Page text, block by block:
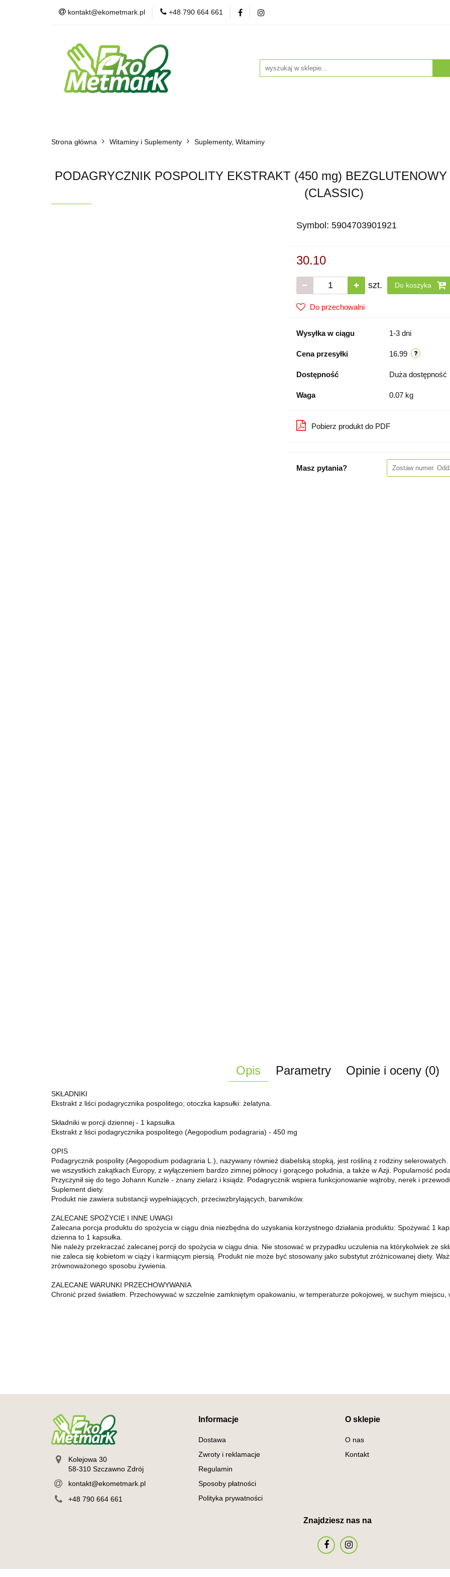
kontakt@ekometmark.pl +48 790 664 661
Dla Zwierząt BLOG POLECAMY BESTSELLERY
Żywność Ekologiczna Herbaty i Kawy
Witaminy i Suplementy
POLECAMY
Strona główna Witaminy i Suplementy Suplementy, Witaminy
PODAGRYCZNIK POSPOLITY EKSTRAKT (450 mg)
(CLASSIC)
Symbol: 5904703901921
30.10
szt. Do koszyka
Do przechowalni
Wysyłka w ciągu 1-3 dni
Cena przesyłki 16.99
Dostępność Duża dostępność
Waga 0.07 kg
Pobierz produkt do PDF
Masz pytania?
Opis Parametry Opinie i oceny (0)
SKŁADNIKI
Ekstrakt z liści podagrycznika pospolitego; otoczka kapsułki: żelatyna.
Składniki w porcji dziennej - 1 kapsułka
Ekstrakt z liści podagrycznika pospolitego (Aegopodium podagraria) - 450 mg
OPIS
Podagrycznik pospolity (Aegopodium podagraria L.), nazywany również diabelską stopką, jest rośliną z rodziny
we wszystkich zakątkach Europy, z wyłączeniem bardzo zimnej północy i gorącego południa, a także w Azji. Popularność
Przyczynił się do tego Johann Kunzle - znany zielarz i ksiądz. Podagrycznik wspiera funkcjonowanie wątroby, nerek i
Suplement diety.
Produkt nie zawiera substancji wypełniających, przeciwzbrylających, barwników.
ZALECANE SPOŻYCIE I INNE UWAGI
Zalecana porcja produktu do spożycia w ciągu dnia niezbędna do uzyskania korzystnego działania produktu: Spożywać 1
dzienna to 1 kapsułka.
Nie należy przekraczać zalecanej porcji do spożycia w ciągu dnia. Nie stosować w przypadku uczulenia na którykolwiek ze
nie zaleca się kobietom w ciąży i karmiącym piersią. Produkt nie może być stosowany jako substytut zróżnicowanej diety.
zrównoważonego sposobu żywienia.
ZALECANE WARUNKI PRZECHOWYWANIA
Chronić przed światłem. Przechowywać w szczelnie zamkniętym opakowaniu, w temperaturze pokojowej, w suchym miejscu,
Kolejowa 30
58-310 Szczawno Zdrój
kontakt@ekometmark.pl
+48 790 664 661
Informacje
Dostawa
Zwroty i reklamacje
Regulamin
Sposoby płatności
Polityka prywatności
O sklepie
O nas
Kontakt
Znajdziesz nas na